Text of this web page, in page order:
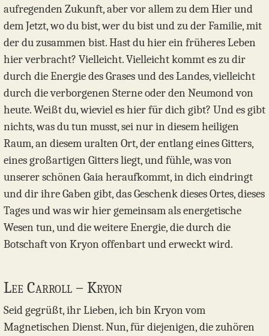
aufregenden Zukunft, aber vor allem zu dem Hier und
dem Jetzt, wo du bist, wer du bist und zu der Familie, mit
der du zusammen bist. Hast du hier ein früheres Leben
hier verbracht? Vielleicht. Vielleicht kommt es zu dir
durch die Energie des Grases und des Landes, vielleicht
durch die verborgenen Sterne oder den Neumond von
heute. Weißt du, wieviel es hier für dich gibt? Und es gibt
nichts, was du tun musst, sei nur in diesem heiligen
Raum, an diesem uralten Ort, der entlang eines Gitters,
eines großartigen Gitters liegt, und fühle, was von
unserer schönen Gaia heraufkommt, in dich eindringt
und dir ihre Gaben gibt, das Geschenk dieses Ortes, dieses
Tages und was wir hier gemeinsam als energetische
Wesen tun, und die weitere Energie, die durch die
Botschaft von Kryon offenbart und erweckt wird.
Lee Carroll – Kryon
Seid gegrüßt, ihr Lieben, ich bin Kryon vom
Magnetischen Dienst. Nun, für diejenigen, die zuhören